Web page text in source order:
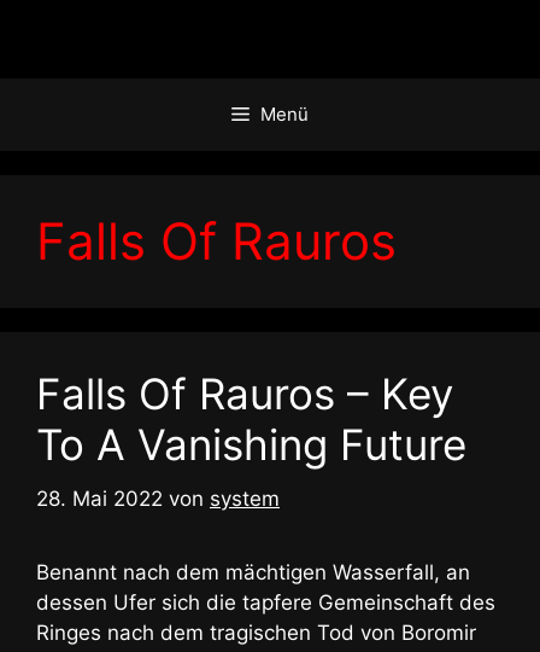
Menü
Falls Of Rauros
Falls Of Rauros – Key
To A Vanishing Future
28. Mai 2022 von system
Benannt nach dem mächtigen Wasserfall, an
dessen Ufer sich die tapfere Gemeinschaft des
Ringes nach dem tragischen Tod von Boromir